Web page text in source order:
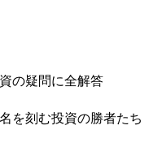
の疑問に全解答
を刻む投資の勝者たち